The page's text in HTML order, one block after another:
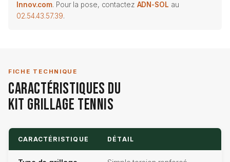
Innov.com. Pour la pose, contactez ADN-SOL au
02.54.43.57.39.
FICHE TECHNIQUE
Caractéristiques du
Kit Grillage Tennis
CARACTÉRISTIQUE DÉTAIL